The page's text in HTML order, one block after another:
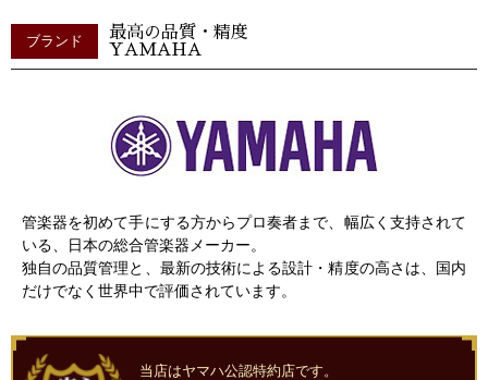
ブランド
最高の品質・精度
YAMAHA
管楽器を初めて手にする方からプロ奏者まで、幅広く支持されて
いる、日本の総合管楽器メーカー。
独自の品質管理と、最新の技術による設計・精度の高さは、国内
だけでなく世界中で評価されています。
当店はヤマハ公認特約店です。